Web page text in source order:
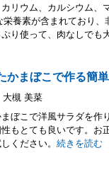
リウム、カルシウム、
栄養素が含まれており
り使って、肉なしでも
かまぼこで作る簡
大槻 美菜
ぼこで洋風サラダを作
もとても良いです。お
ください。 続きを読む